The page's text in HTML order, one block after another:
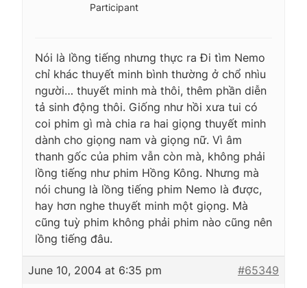
Participant
Nói là lồng tiếng nhưng thực ra Đi tìm Nemo
chỉ khác thuyết minh bình thường ở chổ nhìu
người… thuyết minh mà thôi, thêm phần diễn
tả sinh động thôi. Giống như hồi xưa tui có
coi phim gì mà chia ra hai giọng thuyết minh
dành cho giọng nam và giọng nữ. Vì âm
thanh gốc của phim vẫn còn mà, không phải
lồng tiếng như phim Hồng Kông. Nhưng mà
nói chung là lồng tiếng phim Nemo là được,
hay hơn nghe thuyết minh một giọng. Mà
cũng tuỳ phim không phải phim nào cũng nên
lồng tiếng đâu.
June 10, 2004 at 6:35 pm #65349